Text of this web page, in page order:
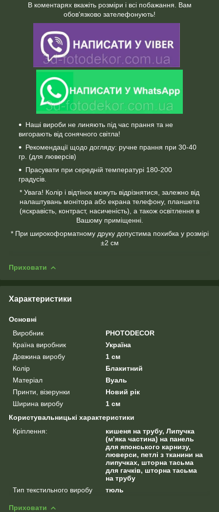
В коментарях вкажіть розміри і всі побажання. Вам
обов'язково зателефонують!
Наші вироби не линяють під час прання та не
вигорають від сонячного світла!
Рекомендації щодо догляду: ручне прання при 30-40
гр. (для люверсів)
Прасувати при середній температурі 180-200
градусів.
* Увага! Колір і відтінок можуть відрізнятися, залежно від
налаштувань монітора або екрана телефону, планшета
(яскравість, контраст, насиченість), а також освітлення в
Вашому приміщенні.
* При широкоформатному друку допустима похибка у розмірі
±2 см
Приховати
Характеристики
Основні
Виробник
PHOTODECOR
Країна виробник
Україна
Довжина виробу
1 см
Колір
Блакитний
Матеріал
Вуаль
Принти, візерунки
Новий рік
Ширина виробу
1 см
Користувальницькі характеристики
Кріплення:
кишеня на трубу, Липучка
(м’яка частина) на панель
для японського карнизу,
люверси, петлі з тканини на
липучках, шторна тасьма
для гачків, шторна тасьма
на трубу
Тип текстильного виробу
тюль
Приховати